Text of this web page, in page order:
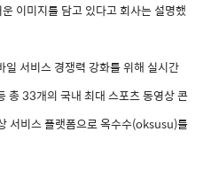
이미지를 담고 있다고 회사는 설명했
서비스 경쟁력 강화를 위해 실시간
총33개의 국내 최대 스포츠 동영상 콘
서비스 플랫폼으로 옥수수(oksusu)를